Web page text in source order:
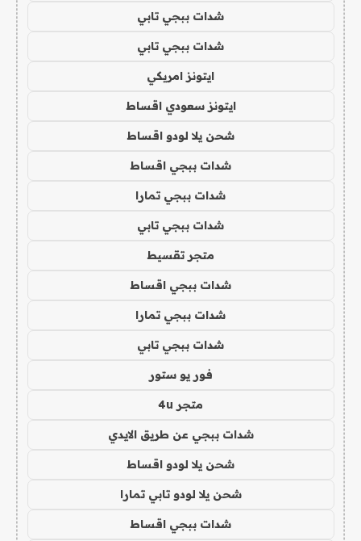
شدات ببجي تابي
شدات ببجي تابي
ايتونز امريكي
ايتونز سعودي اقساط
شحن يلا لودو اقساط
شدات ببجي اقساط
شدات ببجي تمارا
شدات ببجي تابي
متجر تقسيط
شدات ببجي اقساط
شدات ببجي تمارا
شدات ببجي تابي
فور يو ستور
متجر 4u
شدات ببجي عن طريق الايدي
شحن يلا لودو اقساط
شحن يلا لودو تابي تمارا
شدات ببجي اقساط